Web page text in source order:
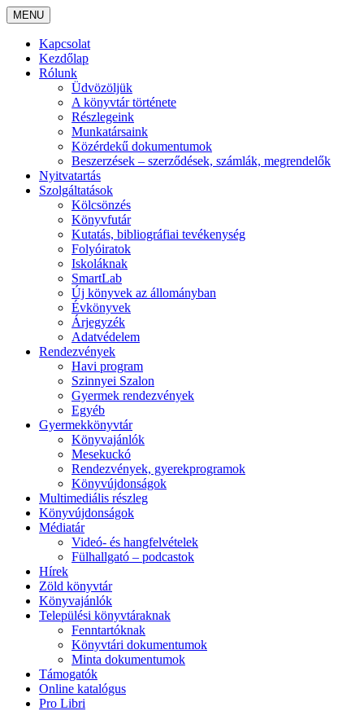
MENU
Kapcsolat
Kezdőlap
Rólunk
Üdvözöljük
A könyvtár története
Részlegeink
Munkatársaink
Közérdekű dokumentumok
Beszerzések – szerződések, számlák, megrendelők
Nyitvatartás
Szolgáltatások
Kölcsönzés
Könyvfutár
Kutatás, bibliográfiai tevékenység
Folyóiratok
Iskoláknak
SmartLab
Új könyvek az állományban
Évkönyvek
Árjegyzék
Adatvédelem
Rendezvények
Havi program
Szinnyei Szalon
Gyermek rendezvények
Egyéb
Gyermekkönyvtár
Könyvajánlók
Mesekuckó
Rendezvények, gyerekprogramok
Könyvújdonságok
Multimediális részleg
Könyvújdonságok
Médiatár
Videó- és hangfelvételek
Fülhallgató – podcastok
Hírek
Zöld könyvtár
Könyvajánlók
Települési könyvtáraknak
Fenntartóknak
Könyvtári dokumentumok
Minta dokumentumok
Támogatók
Online katalógus
Pro Libri